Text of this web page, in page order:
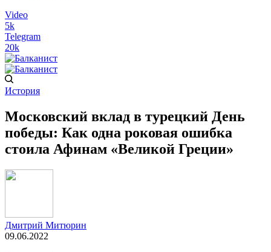
Video
5k
Telegram
20k
История
Московский вклад в турецкий День
победы: Как одна роковая ошибка
стоила Афинам «Великой Греции»
Дмитрий Митюрин
09.06.2022